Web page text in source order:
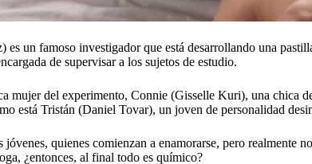
un famoso investigador que está desarrollando una
de supervisar a los sujetos de estudio.
mujer del experimento, Connie (Gisselle Kuri), una chica
está Tristán (Daniel Tovar), un joven de personalidad
quienes comienzan a enamorarse, pero realmente
¿entonces, al final todo es químico?